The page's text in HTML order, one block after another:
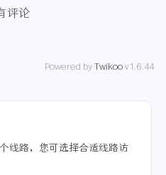
评论
Powered by Twikoo v1.6.44
线路，您可选择合适线路访